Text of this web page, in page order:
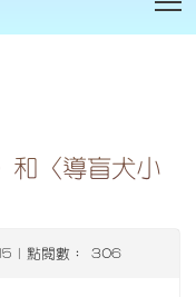
和〈導盲犬小
| 點閱數： 306